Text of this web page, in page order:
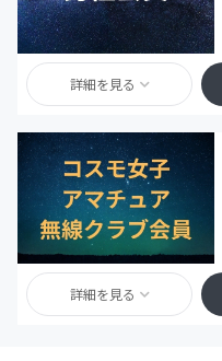
詳細を見る
詳細を見る